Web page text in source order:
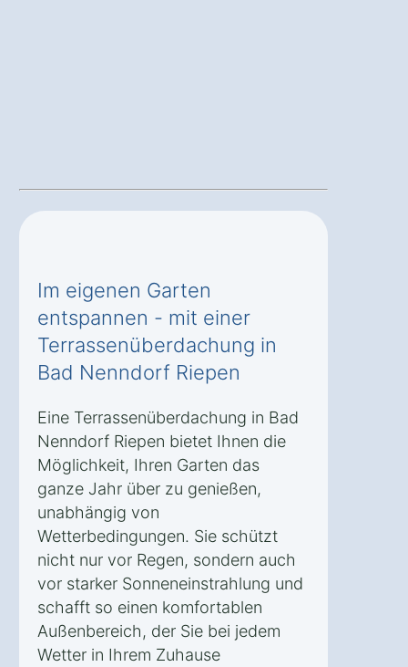
Im eigenen Garten
entspannen - mit einer
Terrassenüberdachung in
Bad Nenndorf Riepen
Eine Terrassenüberdachung in Bad
Nenndorf Riepen bietet Ihnen die
Möglichkeit, Ihren Garten das
ganze Jahr über zu genießen,
unabhängig von
Wetterbedingungen. Sie schützt
nicht nur vor Regen, sondern auch
vor starker Sonneneinstrahlung und
schafft so einen komfortablen
Außenbereich, der Sie bei jedem
Wetter in Ihrem Zuhause